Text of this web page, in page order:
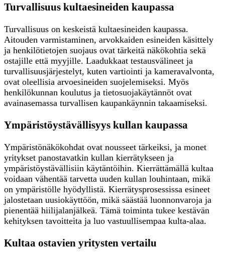
Turvallisuus kultaesineiden kaupassa
Turvallisuus on keskeistä kultaesineiden kaupassa.
Aitouden varmistaminen, arvokkaiden esineiden käsittely
ja henkilötietojen suojaus ovat tärkeitä näkökohtia sekä
ostajille että myyjille. Laadukkaat testausvälineet ja
turvallisuusjärjestelyt, kuten vartiointi ja kameravalvonta,
ovat oleellisia arvoesineiden suojelemiseksi. Myös
henkilökunnan koulutus ja tietosuojakäytännöt ovat
avainasemassa turvallisen kaupankäynnin takaamiseksi.
Ympäristöystävällisyys kullan kaupassa
Ympäristönäkökohdat ovat nousseet tärkeiksi, ja monet
yritykset panostavatkin kullan kierrätykseen ja
ympäristöystävällisiin käytäntöihin. Kierrättämällä kultaa
voidaan vähentää tarvetta uuden kullan louhintaan, mikä
on ympäristölle hyödyllistä. Kierrätysprosessissa esineet
jalostetaan uusiokäyttöön, mikä säästää luonnonvaroja ja
pienentää hiilijalanjälkeä. Tämä toiminta tukee kestävän
kehityksen tavoitteita ja luo vastuullisempaa kulta-alaa.
Kultaa ostavien yritysten vertailu